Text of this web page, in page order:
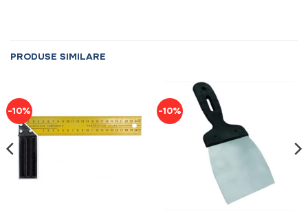
PRODUSE SIMILARE
-10% -10%